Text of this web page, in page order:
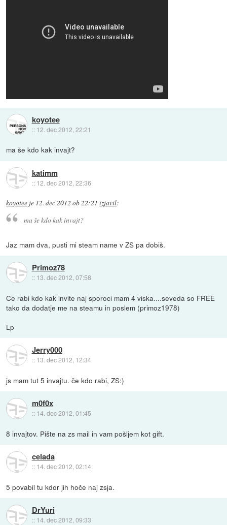
koyotee
:: 12. dec 2012, 22:21
ma še kdo kak invajt?
katimm
:: 12. dec 2012, 22:36
koyotee je 12. dec 2012 ob 22:21 izjavil:
ma še kdo kak invajt?
Jaz mam dva, pusti mi steam name v ZS pa dobiš.
Primoz78
:: 13. dec 2012, 07:58
Ce rabi kdo kak invite naj sporoci mam 4 viska....seveda so FREE
tako da dodatje me na steamu in poslem (primoz1978)
Lp
Jerry000
:: 13. dec 2012, 12:34
js mam tut 5 invajtu. če kdo rabi, ZS:)
m0f0x
:: 14. dec 2012, 01:45
8 invajtov. Pište na zs mail in vam pošljem kot gift.
celada
:: 14. dec 2012, 02:14
5 povabil tu kdor jih hoče naj zsja.
DrYuri
:: 14. dec 2012, 09:33